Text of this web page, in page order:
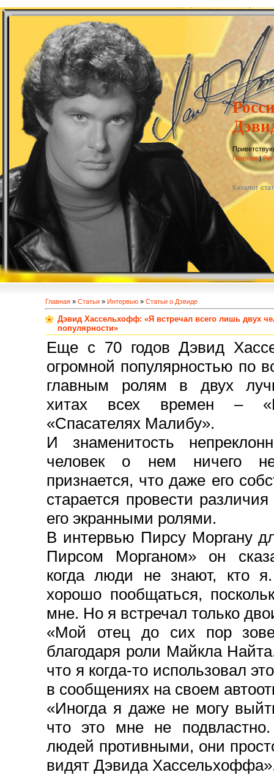
Главная|
Каталог
Главная » Статьи » Интервью » Статьи о Дэвиде
Дэвид Хассельхофф: «Я встречал всего лишь двух
популярности»
Еще с 70 годов Дэвид
огромной популярностью по
главным ролям в двух
хитах всех времен –
«Спасателях Малибу».
И знаменитость
человек о нем ничего
признается, что даже его
старается провести
его экранными ролями.
В интервью Пирсу Моргану
Пирсом Морганом» он
когда люди не знают, кто
хорошо пообщаться,
мне. Но я встречал только
«Мой отец до сих пор
благодаря роли Майкла
что я когда-то использовал
в сообщениях на своем
«Иногда я даже не могу
что это мне не
людей противными, они
видят Дэвида